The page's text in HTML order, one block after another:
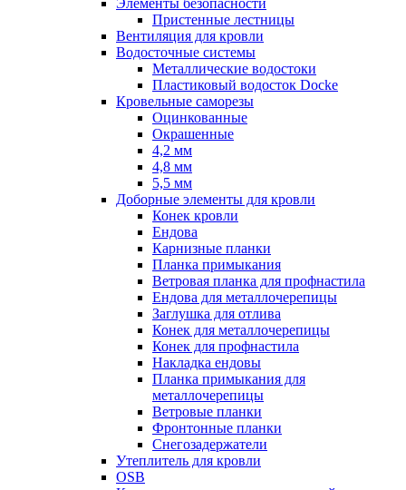
Элементы безопасности
Пристенные лестницы
Вентиляция для кровли
Водосточные системы
Металлические водостоки
Пластиковый водосток Docke
Кровельные саморезы
Оцинкованные
Окрашенные
4,2 мм
4,8 мм
5,5 мм
Доборные элементы для кровли
Конек кровли
Ендова
Карнизные планки
Планка примыкания
Ветровая планка для профнастила
Ендова для металлочерепицы
Заглушка для отлива
Конек для металлочерепицы
Конек для профнастила
Накладка ендовы
Планка примыкания для
металлочерепицы
Ветровые планки
Фронтонные планки
Снегозадержатели
Утеплитель для кровли
OSB